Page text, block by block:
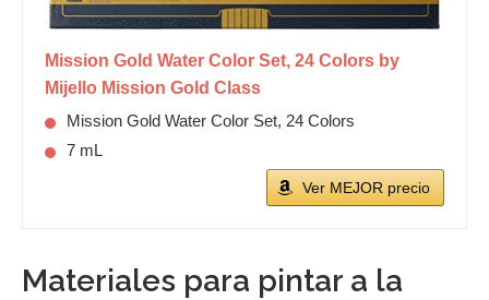
Mission Gold Water Color Set, 24 Colors by
Mijello Mission Gold Class
Mission Gold Water Color Set, 24 Colors
7 mL
Ver MEJOR precio
Materiales para pintar a la